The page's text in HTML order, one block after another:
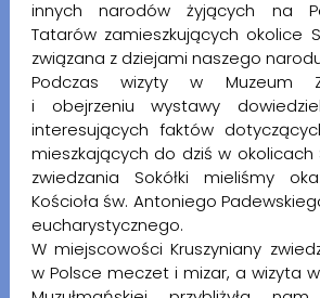
innych narodów żyjących na
Tatarów zamieszkujących okolice
związana z dziejami naszego
Podczas wizyty w Muzeum
i obejrzeniu wystawy
interesujących faktów
mieszkających do dziś w okolicach
zwiedzania Sokółki mieliśmy
Kościoła św. Antoniego
eucharystycznego.
W miejscowości Kruszyniany
w Polsce meczet i mizar, a wizyta